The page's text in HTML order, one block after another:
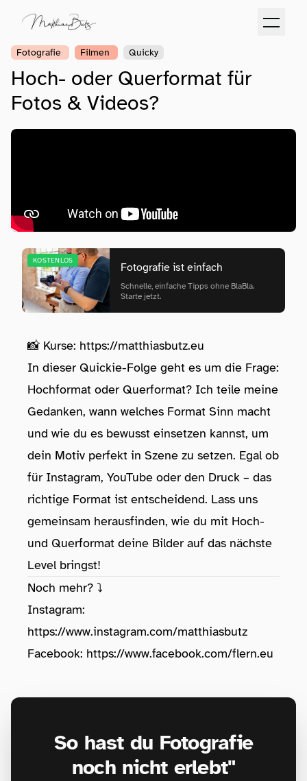
Fotografie Filmen Quicky
Hoch- oder Querformat für
Fotos & Videos?
KOSTENLOS
Fotografie ist einfach
Schnelle, einfache Tipps ohne BlaBla.
Starte jetzt.
📸 Kurse: https://matthiasbutz.eu
In dieser Quickie-Folge geht es um die Frage:
Hochformat oder Querformat? Ich teile meine
Gedanken, wann welches Format Sinn macht
und wie du es bewusst einsetzen kannst, um
dein Motiv perfekt in Szene zu setzen. Egal ob
für Instagram, YouTube oder den Druck – das
richtige Format ist entscheidend. Lass uns
gemeinsam herausfinden, wie du mit Hoch-
und Querformat deine Bilder auf das nächste
Level bringst!
Noch mehr? ⤵️
Instagram:
https://www.instagram.com/matthiasbutz
Facebook: https://www.facebook.com/flern.eu
So hast du Fotografie
noch nicht erlebt"